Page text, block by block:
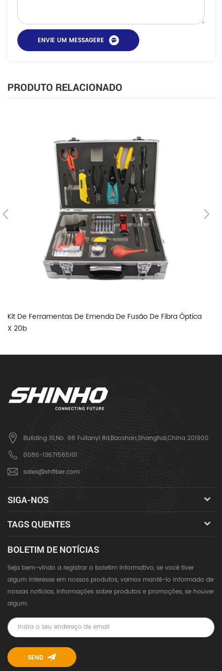
PRODUTO RELACIONADO
Kit De Ferramentas De Emenda De Fusão De Fibra Óptica
X 20b
Building 10,No. 98 Fulianyi Rd,Baoshan,Shanghai,China 201900
0086-13671585101
sales@xhfiber.com
SIGA-NOS
TAGS QUENTES
BOLETIM DE NOTÍCIAS
Seja bem-vindo a registrar o boletim informativo, se você tiver
algum interesse em nossos produtos, vamos mantê-lo informado de
nossas notícias, informações sobre produtos e promoções, se houver
algum.